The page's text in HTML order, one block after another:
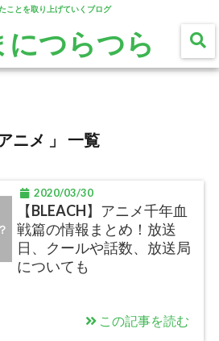
ことを取り上げていくブログ
につらつら
アニメ 」 一覧
2020/03/30
【BLEACH】アニメ千年血
戦篇の情報まとめ！放送
日、クールや話数、放送局
についても
この記事を読む